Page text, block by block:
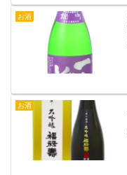
お酒
お酒